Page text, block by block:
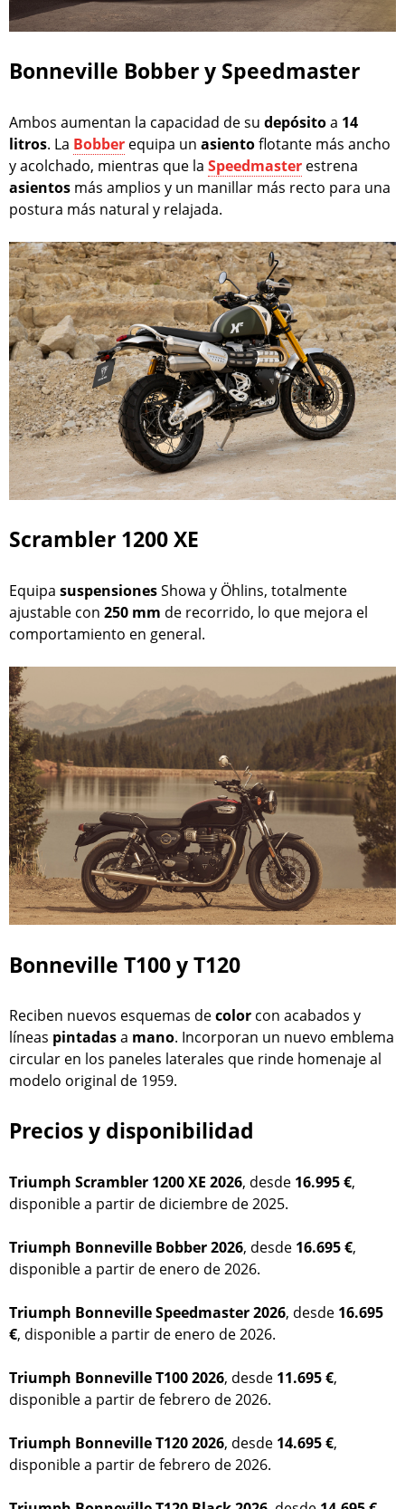
Bonneville Bobber y Speedmaster
Ambos aumentan la capacidad de su depósitoa 14
litros. La Bobber equipa un asientoflotante más ancho
y acolchado, mientras que la Speedmaster estrena
asientos más amplios y un manillar más recto para una
postura más natural y relajada.
Scrambler 1200 XE
Equipa suspensionesShowa y Öhlins, totalmente
ajustable con 250 mm de recorrido, lo que mejora el
comportamiento en general.
Bonneville T100 y T120
Reciben nuevos esquemas decolor con acabados y
líneas pintadasa mano. Incorporan un nuevo emblema
circular en los paneles laterales que rinde homenaje al
modelo original de 1959.
Precios y disponibilidad
Triumph Scrambler 1200 XE 2026, desde 16.995 €,
disponible a partir de diciembre de 2025.
Triumph Bonneville Bobber 2026, desde 16.695 €,
disponible a partir de enero de 2026.
Triumph Bonneville Speedmaster 2026, desde 16.695
€, disponible a partir de enero de 2026.
Triumph Bonneville T100 2026, desde 11.695 €,
disponible a partir de febrero de 2026.
Triumph Bonneville T120 2026, desde 14.695 €,
disponible a partir de febrero de 2026.